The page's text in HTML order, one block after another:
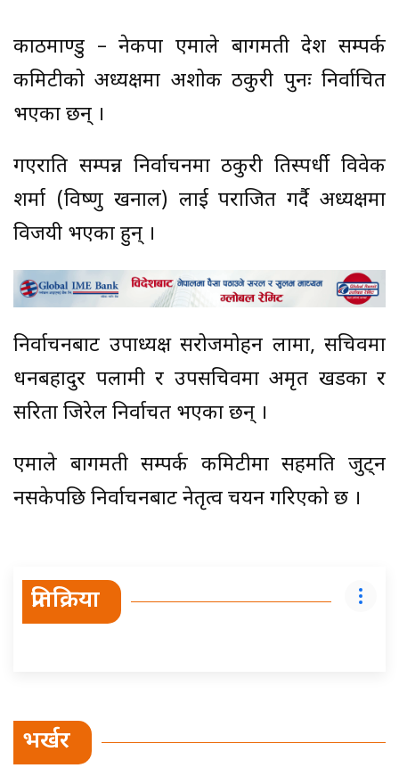
काठमाण्डु – नेकपा एमाले बागमती प्रदेश सम्पर्क
कमिटीको अध्यक्षमा अशोक ठकुरी पुनः निर्वाचित
भएका छन् ।
गएराति सम्पन्न निर्वाचनमा ठकुरी प्रतिस्पर्धी विवेक
शर्मा (विष्णु खनाल) लाई पराजित गर्दै अध्यक्षमा
विजयी भएका हुन् ।
निर्वाचनबाट उपाध्यक्ष सरोजमोहन लामा, सचिवमा
धनबहादुर पलामी र उपसचिवमा अमृत खडका र
सरिता जिरेल निर्वाचत भएका छन् ।
एमाले बागमती सम्पर्क कमिटीमा सहमति जुट्न
नसकेपछि निर्वाचनबाट नेतृत्व चयन गरिएको छ ।
प्रतिक्रिया
भर्खर